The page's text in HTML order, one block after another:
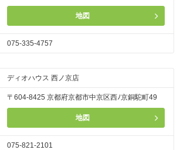
地図
075-335-4757
ディオハウス 西ノ京店
〒604-8425 京都府京都市中京区西ﾉ京銅駝町49
地図
075-821-2101